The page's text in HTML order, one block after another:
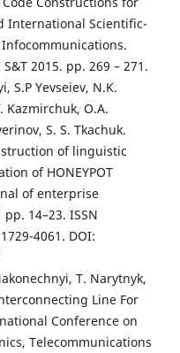
International Scientific-
2015. pp. 269 – 271.
S.P Yevseiev, N.K.
Kazmirchuk, O.A.
S. S. Tkachuk.
of linguistic
of HONEYPOT
of enterprise
14–23. ISSN
4061. DOI:
T. Narytnyk,
Line For
Conference on
Telecommunications